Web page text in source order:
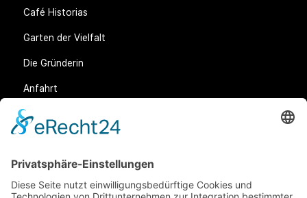
Café Historias
Garten der Vielfalt
Die Gründerin
Anfahrt
Rechtliches
Allgemeine Geschäftsbedingungen (AGB)
Datenschutz